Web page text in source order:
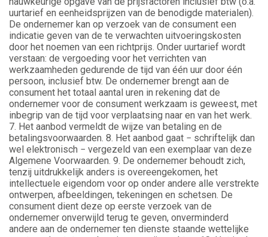
uurtarief en eenheidsprijzen van de benodigde materialen).
De ondernemer kan op verzoek van de consument een
indicatie geven van de te verwachten uitvoeringskosten
door het noemen van een richtprijs. Onder uurtarief wordt
verstaan: de vergoeding voor het verrichten van
werkzaamheden gedurende de tijd van één uur door één
persoon, inclusief btw. De ondernemer brengt aan de
consument het totaal aantal uren in rekening dat de
ondernemer voor de consument werkzaam is geweest, met
inbegrip van de tijd voor verplaatsing naar en van het werk.
7. Het aanbod vermeldt de wijze van betaling en de
betalingsvoorwaarden. 8. Het aanbod gaat − schriftelijk dan
wel elektronisch − vergezeld van een exemplaar van deze
Algemene Voorwaarden. 9. De ondernemer behoudt zich,
tenzij uitdrukkelijk anders is overeengekomen, het
intellectuele eigendom voor op onder andere alle verstrekte
ontwerpen, afbeeldingen, tekeningen en schetsen. De
consument dient deze op eerste verzoek van de
ondernemer onverwijld terug te geven, onverminderd
andere aan de ondernemer ten dienste staande wettelijke